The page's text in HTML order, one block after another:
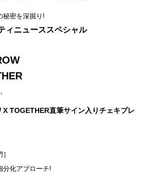
秘密を深掘り!
ィニューススペシャル
X TOGETHER直筆サイン入りチェキプレ
分化アプローチ!